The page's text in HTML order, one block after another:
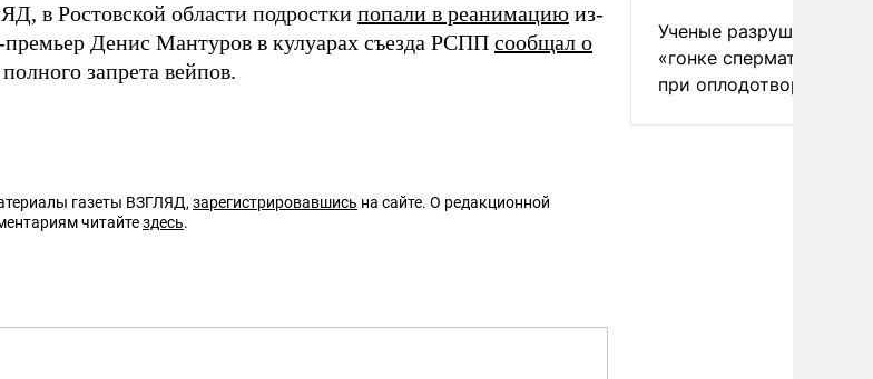
в Ростовской области подростки попали в реанимацию из-
Денис Мантуров в кулуарах съезда РСПП сообщал о
запрета вейпов.
газеты ВЗГЛЯД, зарегистрировавшись на сайте. О редакционной
читайтездесь.
Ученые разрушили миф
«гонке
при оплодотворении